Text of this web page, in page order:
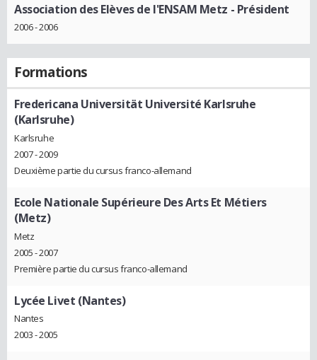
Association des Elèves de l'ENSAM Metz - Président
2006 - 2006
Formations
Fredericana Universität Université Karlsruhe
(Karlsruhe)
Karlsruhe
2007 - 2009
Deuxième partie du cursus franco-allemand
Ecole Nationale Supérieure Des Arts Et Métiers
(Metz)
Metz
2005 - 2007
Première partie du cursus franco-allemand
Lycée Livet (Nantes)
Nantes
2003 - 2005